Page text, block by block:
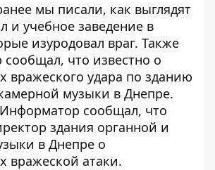
мы писали, как выглядят
и учебное заведение в
изуродовал враг. Также
сообщал, что известно о
вражеского удара по зданию
музыки в Днепре.
сообщал, что
здания органной и
в Днепре о
вражеской атаки.